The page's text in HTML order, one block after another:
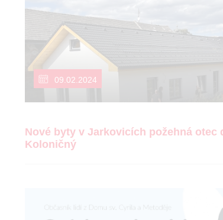
09.02.2024
Nové byty v Jarkovicích požehná otec
Koloničný